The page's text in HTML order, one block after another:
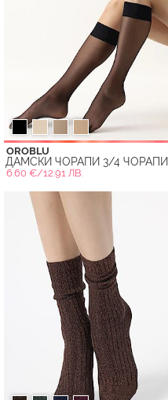
OROBLU
ДАМСКИ ЧОРАПИ 3/4 ЧОРАПИ
6.60 €/12.91 ЛВ.